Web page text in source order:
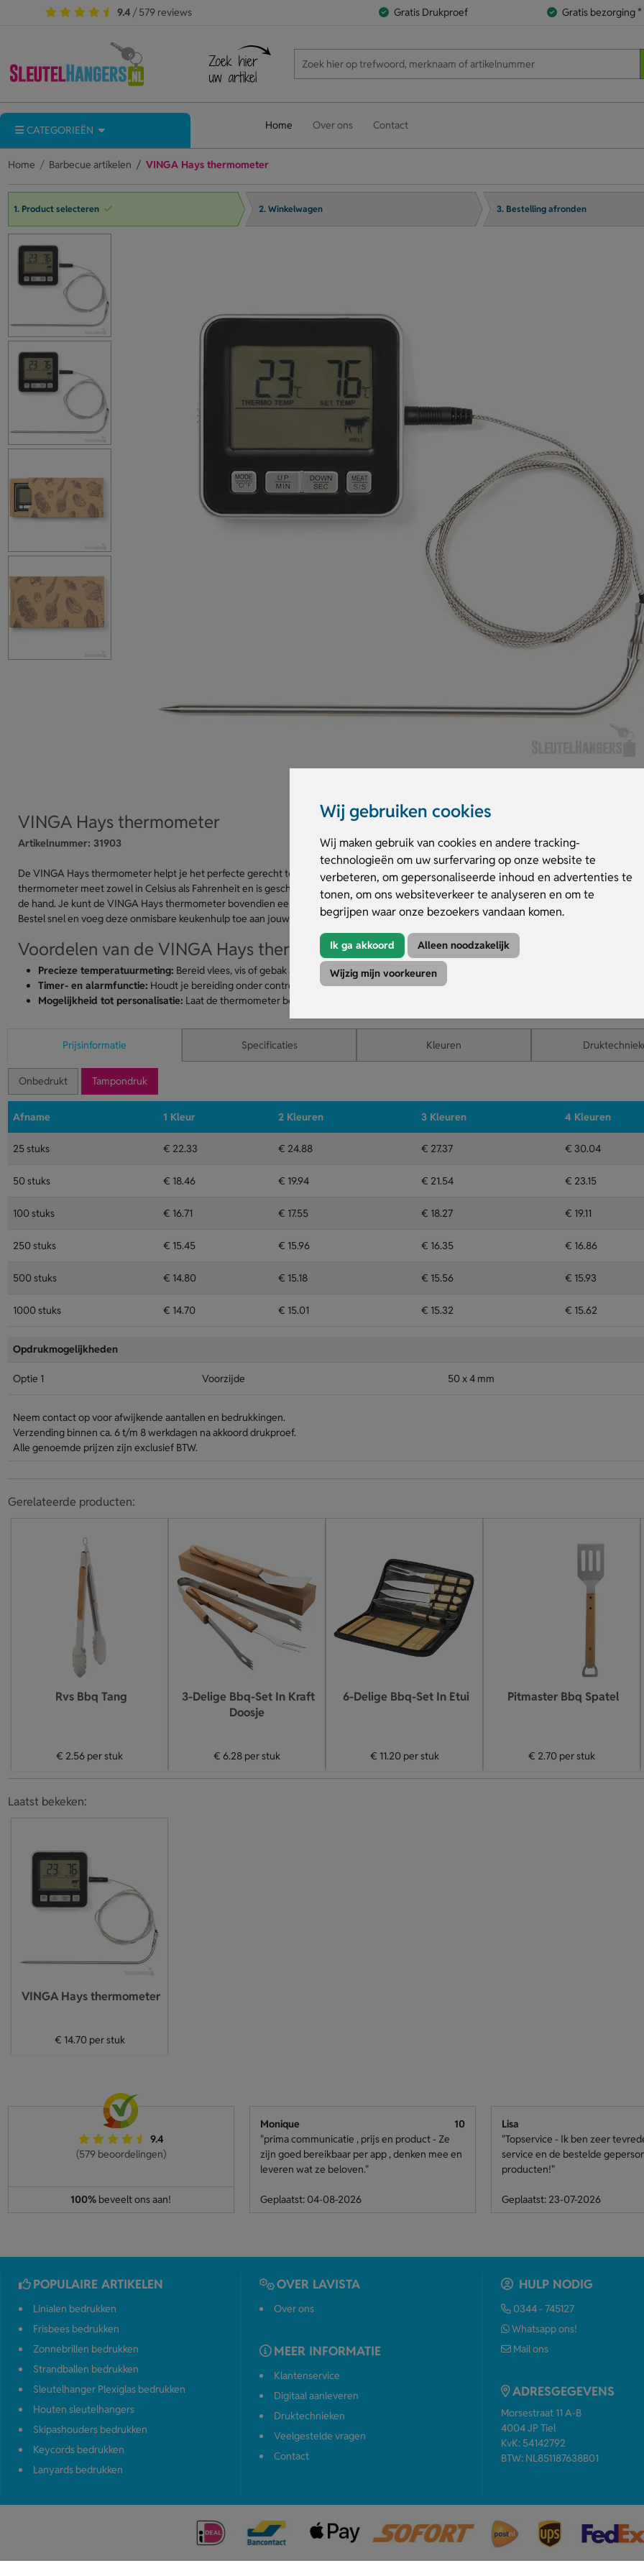
Wij gebruiken cookies
Wij maken gebruik van cookies en andere tracking-
technologieën om uw surfervaring op onze website te
verbeteren, om gepersonaliseerde inhoud en advertenties te
tonen, om ons websiteverkeer te analyseren en om te
begrijpen waar onze bezoekers vandaan komen.
Ik ga akkoord Alleen noodzakelijk
Wijzig mijn voorkeuren
9.4 / 579 reviews Gratis Drukproef Gratis bezorging *
CATEGORIEËN Home Over ons Contact
Home Barbecue artikelen VINGA Hays thermometer
1. Product selecteren 2. Winkelwagen 3. Bestelling afronden
VINGA Hays thermometer
Artikelnummer: 31903
De VINGA Hays thermometer helpt je het perfecte gerecht te bereiden. Dankzij de timer- en alarmfunctie houd je de bereiding precies in de
thermometer meet zowel in Celsius als Fahrenheit en is geschikt voor oven, grill of braadpan. Hij is gemaakt van hoogwaardige materialen en
de hand. Je kunt de VINGA Hays thermometer bovendien eenvoudig personaliseren met een bedrukking of gravering, ideaal voor promotie
Bestel snel en voeg deze onmisbare keukenhulp toe aan jouw collectie.
Voordelen van de VINGA Hays thermometer
Precieze temperatuurmeting: Bereid vlees, vis of gebak altijd op de juiste temperatuur.
Timer- en alarmfunctie: Houdt je bereiding onder controle, zodat niets aanbrandt of te gaar wordt.
Mogelijkheid tot personalisatie: Laat de thermometer bedrukken of graveren voor een promotioneel effect of cadeau.
Prijsinformatie Specificaties Kleuren
Onbedrukt Tampondruk
Afname 1 Kleur 2 Kleuren 3 Kleuren 4 Kleuren
25 stuks € 22.33 € 24.88 € 27.37 € 30.04
50 stuks € 18.46 € 19.94 € 21.54 € 23.15
100 stuks € 16.71 € 17.55 € 18.27 € 19.11
250 stuks € 15.45 € 15.96 € 16.35 € 16.86
500 stuks € 14.80 € 15.18 € 15.56 € 15.93
1000 stuks € 14.70 € 15.01 € 15.32 € 15.62
Opdrukmogelijkheden
Optie 1 Voorzijde 50 x 4 mm
Neem contact op voor afwijkende aantallen en bedrukkingen.
Verzending binnen ca. 6 t/m 8 werkdagen na akkoord drukproef.
Alle genoemde prijzen zijn exclusief BTW.
Gerelateerde producten:
Rvs Bbq Tang
€ 2.56 per stuk
3-Delige Bbq-Set In Kraft
Doosje
€ 6.28 per stuk
6-Delige Bbq-Set In Etui
€ 11.20 per stuk
Pitmaster Bbq Spatel
€ 2.70 per stuk
Laatst bekeken:
VINGA Hays thermometer
€ 14.70 per stuk
9.4
(579 beoordelingen)
100% beveelt ons aan!
Monique
10
"prima communicatie , prijs en product - Ze
zijn goed bereikbaar per app , denken mee en
leveren wat ze beloven."
Geplaatst: 04-08-2026
Lisa
"Topservice - Ik ben zeer
service en de bestelde
producten!"
Geplaatst: 23-07-2026
POPULAIRE ARTIKELEN
Linialen bedrukken
Frisbees bedrukken
Zonnebrillen bedrukken
Strandballen bedrukken
Sleutelhanger Plexiglas bedrukken
Houten sleutelhangers
Skipashouders bedrukken
Keycords bedrukken
Lanyards bedrukken
OVER LAVISTA
Over ons
MEER INFORMATIE
Klantenservice
Digitaal aanleveren
Druktechnieken
Veelgestelde vragen
Contact
HULP NODIG
0344 - 745127
Whatsapp ons!
Mail ons
ADRESGEGEVENS
Morsestraat 11 A-B
4004 JP Tiel
KvK: 54142792
BTW: NL851187638B01